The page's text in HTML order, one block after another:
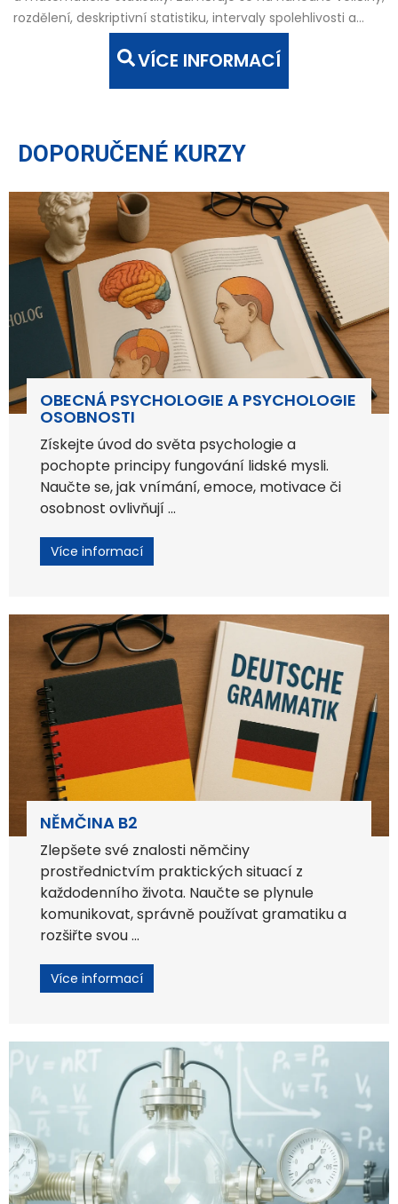
rozdělení, deskriptivní statistiku, intervaly spolehlivosti a...
VÍCE INFORMACÍ
DOPORUČENÉ KURZY
OBECNÁ PSYCHOLOGIE A PSYCHOLOGIE
OSOBNOSTI
Získejte úvod do světa psychologie a
pochopte principy fungování lidské mysli.
Naučte se, jak vnímání, emoce, motivace či
osobnost ovlivňují ...
Více informací
NĚMČINA B2
Zlepšete své znalosti němčiny
prostřednictvím praktických situací z
každodenního života. Naučte se plynule
komunikovat, správně používat gramatiku a
rozšiřte svou ...
Více informací